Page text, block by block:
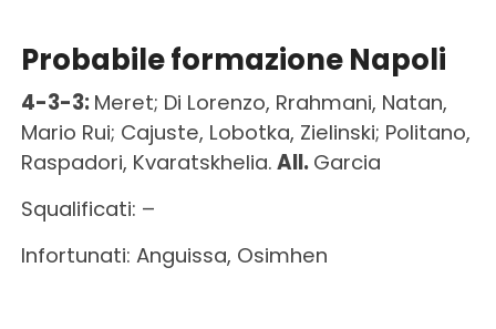
Probabile formazione Napoli
4-3-3: Meret; Di Lorenzo, Rrahmani, Natan,
Mario Rui; Cajuste, Lobotka, Zielinski; Politano,
Raspadori, Kvaratskhelia. All. Garcia
Squalificati: –
Infortunati: Anguissa, Osimhen